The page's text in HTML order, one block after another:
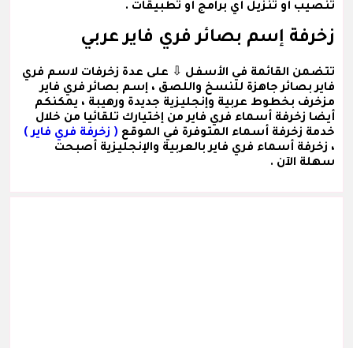
تنصيب أو تنزيل أي برامج أو تطبيقات .
زخرفة إسم بصائر فري فاير عربي
تتضمن القائمة في الأسفل ⇩ على عدة زخرفات لاسم فري
فاير بصائرجاهزة للنسخ واللصق ،إسم بصائر فري فاير
مزخرف بخطوط عربية وإنجليزية جديدة ورهيبة ، يمكنكم
أيضا زخرفة أسماء فري فاير من إختيارك تلقائيا من خلال
خدمة زخرفة أسماء المتوفرة في الموقع ( زخرفة فري فاير )
، زخرفة أسماء فري فاير بالعربية والإنجليزية أصبحت
سهلة الآن .